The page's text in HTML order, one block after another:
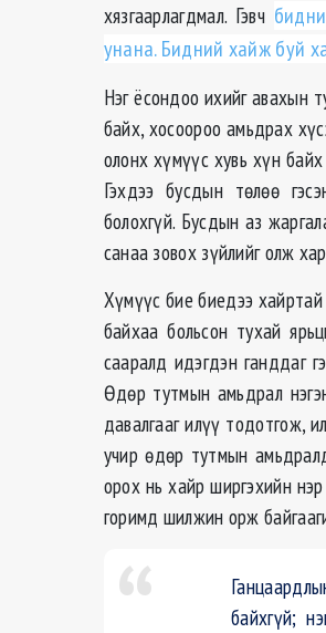
хязгаарлагдмал. Гэвч
унана. Бидний хайж буй
Нэг ёсондоо ихийг авахын
байх, хосоороо амьдрах
олонх хүмүүс хувь хүн
Гэхдээ бусдын төлөө
болохгүй. Бусдын аз
санаа зовох зүйлийг олж
Хүмүүс бие биедээ
байхаа больсон тухай
сааралд идэгдэн ганддаг
Өдөр тутмын амьдрал
давалгааг илүү тодотгож,
учир өдөр тутмын
орох нь хайр ширгэхийн
горимд шилжин орж
байхгүй;